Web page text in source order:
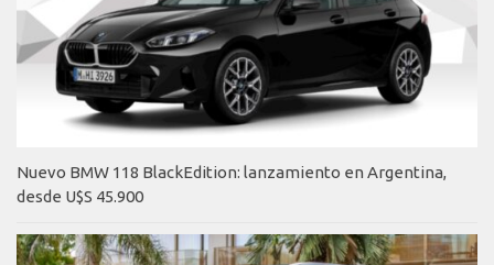
Nuevo BMW 118 BlackEdition: lanzamiento en Argentina,
desde U$S 45.900